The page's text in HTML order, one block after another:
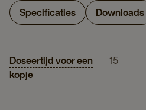
Specificaties Downloads
Doseertijd voor een
kopje
15